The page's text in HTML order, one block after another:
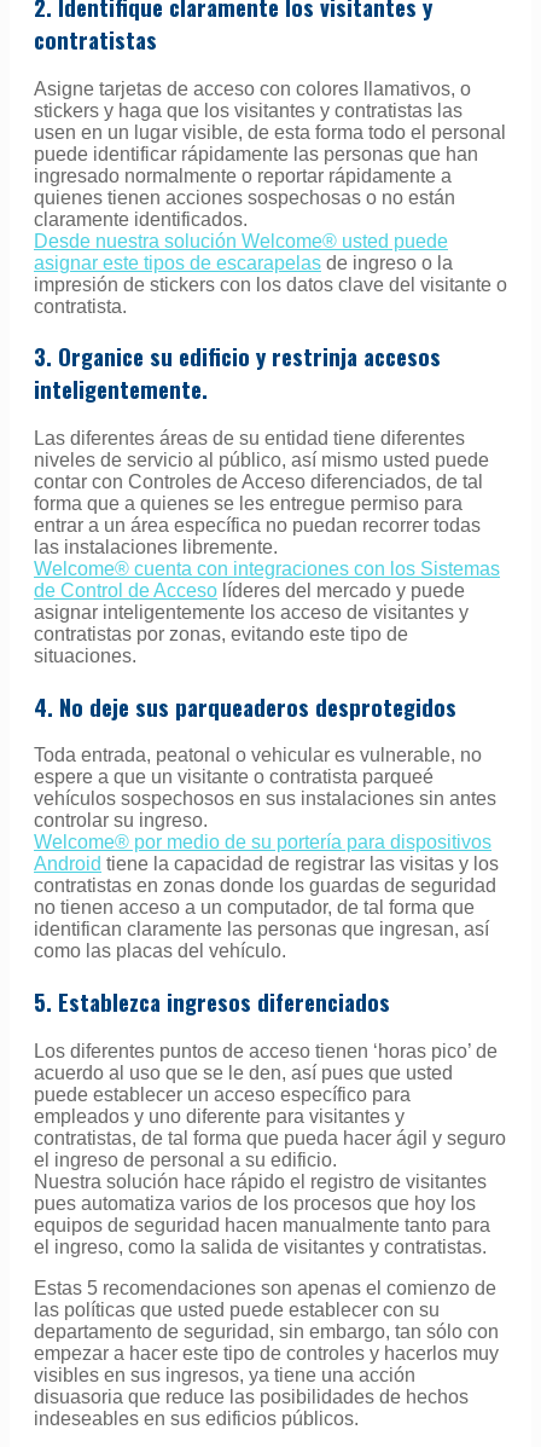
contratistas
Asigne tarjetas de acceso con colores llamativos, o
stickers y haga que los visitantes y contratistas las
usen en un lugar visible, de esta forma todo el personal
puede identificar rápidamente las personas que han
ingresado normalmente o reportar rápidamente a
quienes tienen acciones sospechosas o no están
claramente identificados.
Desde nuestra solución Welcome® usted puede
asignar este tipos de escarapelas de ingreso o la
impresión de stickers con los datos clave del visitante o
contratista.
3. Organice su edificio y restrinja accesos
inteligentemente.
Las diferentes áreas de su entidad tiene diferentes
niveles de servicio al público, así mismo usted puede
contar con Controles de Acceso diferenciados, de tal
forma que a quienes se les entregue permiso para
entrar a un área específica no puedan recorrer todas
las instalaciones libremente.
Welcome® cuenta con integraciones con los Sistemas
de Control de Acceso líderes del mercado y puede
asignar inteligentemente los acceso de visitantes y
contratistas por zonas, evitando este tipo de
situaciones.
4. No deje sus parqueaderos desprotegidos
Toda entrada, peatonal o vehicular es vulnerable, no
espere a que un visitante o contratista parqueé
vehículos sospechosos en sus instalaciones sin antes
controlar su ingreso.
Welcome® por medio de su portería para dispositivos
Android tiene la capacidad de registrar las visitas y los
contratistas en zonas donde los guardas de seguridad
no tienen acceso a un computador, de tal forma que
identifican claramente las personas que ingresan, así
como las placas del vehículo.
5. Establezca ingresos diferenciados
Los diferentes puntos de acceso tienen ‘horas pico’ de
acuerdo al uso que se le den, así pues que usted
puede establecer un acceso específico para
empleados y uno diferente para visitantes y
contratistas, de tal forma que pueda hacer ágil y seguro
el ingreso de personal a su edificio.
Nuestra solución hace rápido el registro de visitantes
pues automatiza varios de los procesos que hoy los
equipos de seguridad hacen manualmente tanto para
el ingreso, como la salida de visitantes y contratistas.
Estas 5 recomendaciones son apenas el comienzo de
las políticas que usted puede establecer con su
departamento de seguridad, sin embargo, tan sólo con
empezar a hacer este tipo de controles y hacerlos muy
visibles en sus ingresos, ya tiene una acción
disuasoria que reduce las posibilidades de hechos
indeseables en sus edificios públicos.